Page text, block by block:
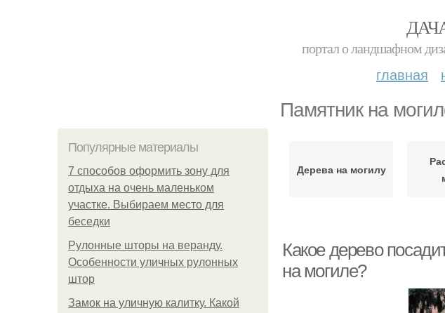
портал о ландшафном
главная
Памятник на
Популярные материалы
7 способов оформить зону для
отдыха на очень маленьком
участке. Выбираем место для
беседки
Рулонные шторы на веранду.
Особенности уличных рулонных
штор
Замок на уличную калитку. Какой
Дерева на могилу
Какое дерево
на могиле?